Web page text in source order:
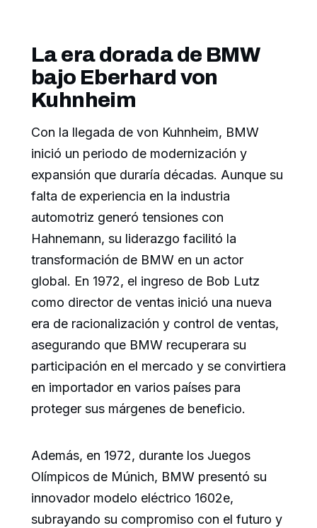
La era dorada de BMW
bajo Eberhard von
Kuhnheim
Con la llegada de von Kuhnheim, BMW
inició un periodo de modernización y
expansión que duraría décadas. Aunque su
falta de experiencia en la industria
automotriz generó tensiones con
Hahnemann, su liderazgo facilitó la
transformación de BMW en un actor
global. En 1972, el ingreso de Bob Lutz
como director de ventas inició una nueva
era de racionalización y control de ventas,
asegurando que BMW recuperara su
participación en el mercado y se convirtiera
en importador en varios países para
proteger sus márgenes de beneficio.
Además, en 1972, durante los Juegos
Olímpicos de Múnich, BMW presentó su
innovador modelo eléctrico 1602e,
subrayando su compromiso con el futuro y